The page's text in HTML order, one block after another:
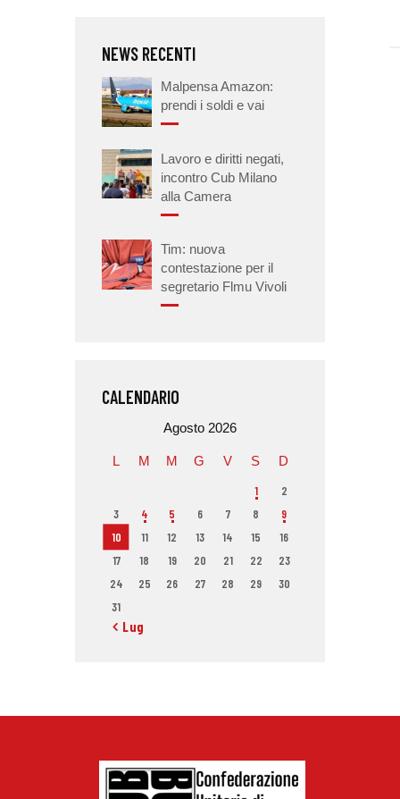
NEWS RECENTI
Malpensa Amazon:
prendi i soldi e vai
Lavoro e diritti negati,
incontro Cub Milano
alla Camera
Tim: nuova
contestazione per il
segretario Flmu Vivoli
CALENDARIO
Agosto 2026
L M M G V S D
1
2
3
4 5 6 7 8
9
10
11 12 13 14 15
16
17
18 19 20 21 22
23
24
25 26 27 28 29
30
31
« Lug